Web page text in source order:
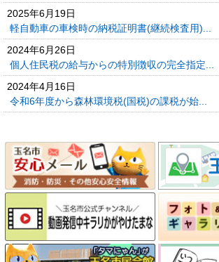
2025年6月19日
軽自動車の車検時の納税証明書(継続検査用)...
2024年6月26日
個人住民税の給与からの特別徴収の完全指定...
2024年4月16日
令和6年度から森林環境税(国税)の課税が始...